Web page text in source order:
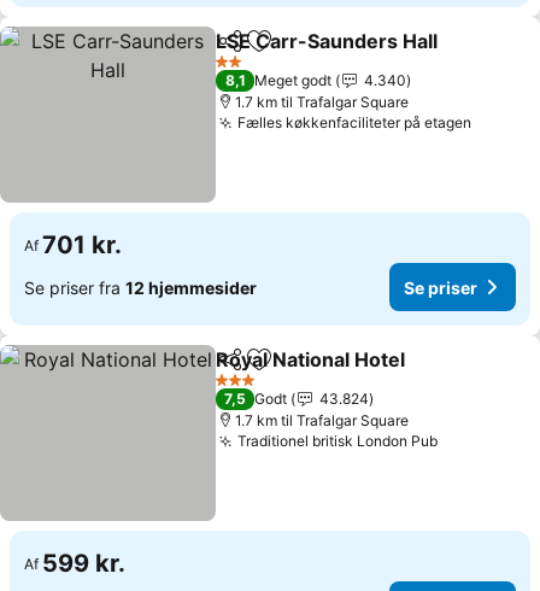
Del Føj til favoritter
LSE Carr-Saunders Hall
2 Stjerner
8,1 Meget godt
4.340
1.7 km til Trafalgar Square
Fælles køkkenfaciliteter på etagen
Af 701 kr.
Se priser fra 12 hjemmesider Se priser
Del Føj til favoritter
Royal National Hotel
3 Stjerner
7,5 Godt
43.824
1.7 km til Trafalgar Square
Traditionel britisk London Pub
Af 599 kr.